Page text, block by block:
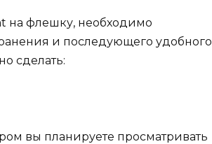
на флешку, необходимо
и последующего удобного
сделать:
вы планируете просматривать